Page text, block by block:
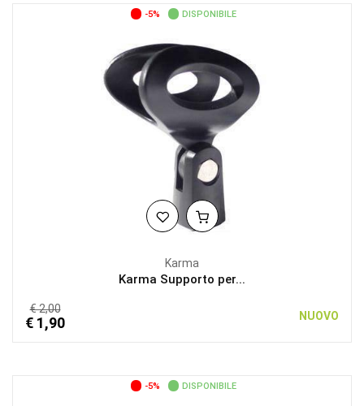
-5% DISPONIBILE
Karma
Karma Supporto per...
€ 2,00
€ 1,90 NUOVO
-5% DISPONIBILE